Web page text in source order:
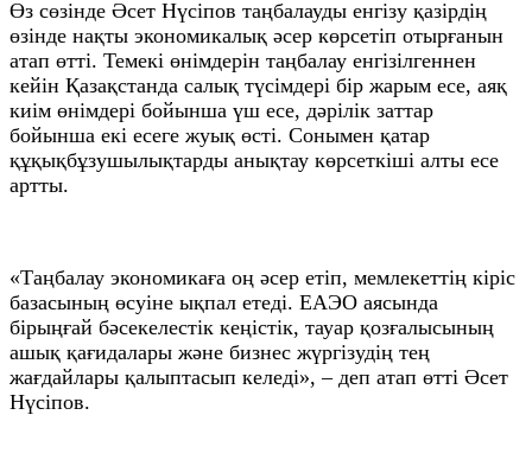
Өз сөзінде Әсет Нүсіпов таңбалауды енгізу қазірдің
өзінде нақты экономикалық әсер көрсетіп отырғанын
атап өтті. Темекі өнімдерін таңбалау енгізілгеннен
кейін Қазақстанда салық түсімдері бір жарым есе, аяқ
киім өнімдері бойынша үш есе, дәрілік заттар
бойынша екі есеге жуық өсті. Сонымен қатар
құқықбұзушылықтарды анықтау көрсеткіші алты есе
артты.
«Таңбалау экономикаға оң әсер етіп, мемлекеттің кіріс
базасының өсуіне ықпал етеді. ЕАЭО аясында
бірыңғай бәсекелестік кеңістік, тауар қозғалысының
ашық қағидалары және бизнес жүргізудің тең
жағдайлары қалыптасып келеді», – деп атап өтті Әсет
Нүсіпов.